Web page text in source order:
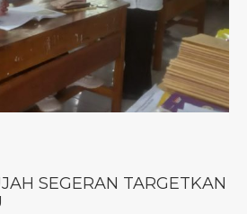
SEGERAN TARGETKAN